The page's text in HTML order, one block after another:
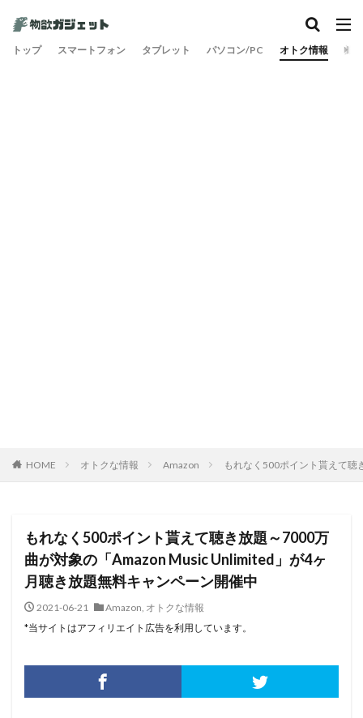
トップ スマートフォン タブレット パソコン/PC オトク情報 旅
HOME オトクな情報 Amazon もれなく500ポイント貰えて
もれなく500ポイント貰えて聴き放題～7000万
曲が対象の「Amazon Music Unlimited」が4ヶ
月聴き放題無料キャンペーン開催中
2021-06-21 Amazon, オトクな情報
*当サイトはアフィリエイト広告を利用しています。
カテゴリー